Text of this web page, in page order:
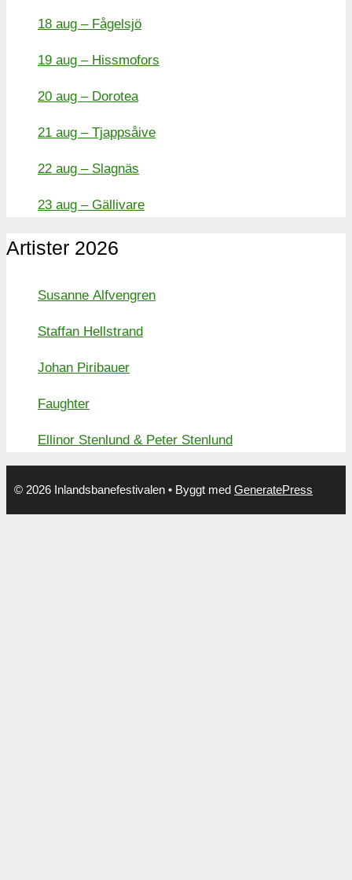
18 aug – Fågelsjö
19 aug – Hissmofors
20 aug – Dorotea
21 aug – Tjappsåive
22 aug – Slagnäs
23 aug – Gällivare
Artister 2026
Susanne Alfvengren
Staffan Hellstrand
Johan Piribauer
Faughter
Ellinor Stenlund & Peter Stenlund
© 2026 Inlandsbanefestivalen • Byggt med GeneratePress